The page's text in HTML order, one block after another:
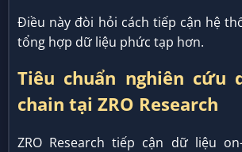
Điều này đòi hỏi cách tiếp cận hệ
tổng hợp dữ liệu phức tạp hơn.
Tiêu chuẩn nghiên cứu
chain tại ZRO Research
ZRO Research tiếp cận dữ liệu